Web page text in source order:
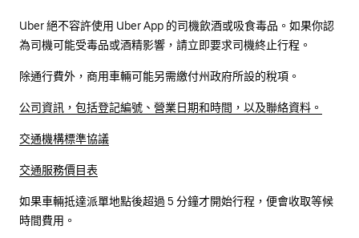
Uber 絕不容許使用 Uber App 的司機飲酒或吸食毒品。如果你認
為司機可能受毒品或酒精影響，請立即要求司機終止行程。
除通行費外，商用車輛可能另需繳付州政府所設的稅項。
公司資訊，包括登記編號、營業日期和時間，以及聯絡資料。
交通機構標準協議
交通服務價目表
如果車輛抵達派單地點後超過 5 分鐘才開始行程，便會收取等候
時間費用。